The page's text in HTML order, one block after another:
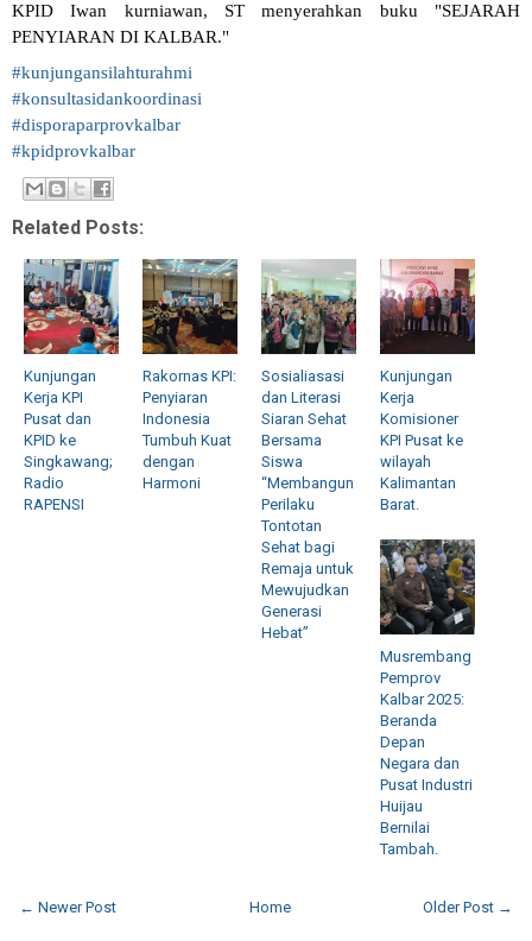
KPID Iwan kurniawan, ST menyerahkan buku "SEJARAH
PENYIARAN DI KALBAR."
#kunjungansilahturahmi
#konsultasidankoordinasi
#disporaparprovkalbar
#kpidprovkalbar
Related Posts:
Kunjungan
Kerja KPI
Pusat dan
KPID ke
Singkawang;
Radio
RAPENSI
Rakornas KPI:
Penyiaran
Indonesia
Tumbuh Kuat
dengan
Harmoni
Sosialiasasi
dan Literasi
Siaran Sehat
Bersama
Siswa
“Membangun
Perilaku
Tontotan
Sehat bagi
Remaja untuk
Mewujudkan
Generasi
Hebat”
Kunjungan
Kerja
Komisioner
KPI Pusat ke
wilayah
Kalimantan
Barat.
Musrembang
Pemprov
Kalbar 2025:
Beranda
Depan
Negara dan
Pusat Industri
Huijau
Bernilai
Tambah.
← Newer Post Older Post →
Home